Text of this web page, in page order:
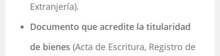
Extranjería).
Documento que acredite la titularidad
de bienes (Acta de Escritura, Registro de